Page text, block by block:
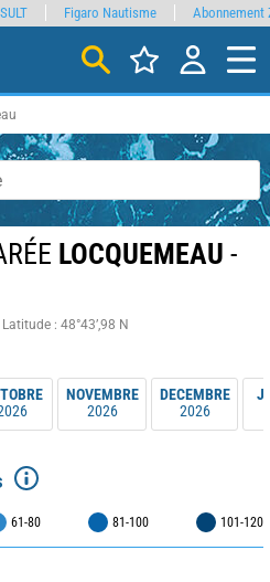
LOCQUEMEAU -
Latitude : 48°43’,98 N
NOVEMBRE
2026
DECEMBRE
2026
61-80 81-100 101-120
Figaro Nautisme Abonnement